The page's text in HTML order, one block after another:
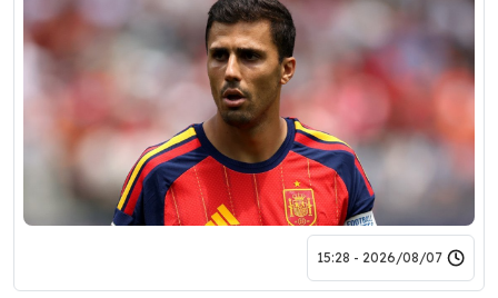
2026/08/07 - 15:28